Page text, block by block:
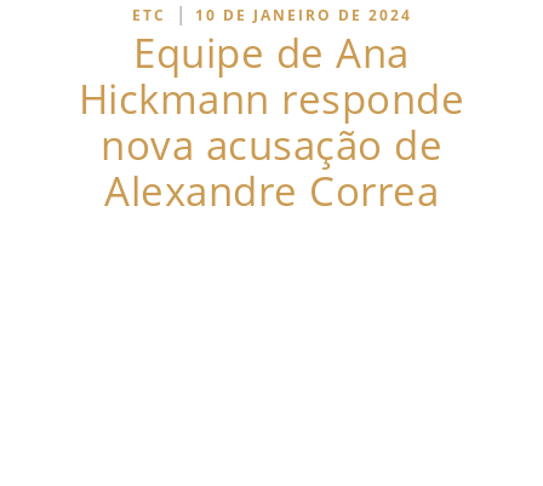
ETC | 10 DE JANEIRO DE 2024
Equipe de Ana
Hickmann responde
nova acusação de
Alexandre Correa